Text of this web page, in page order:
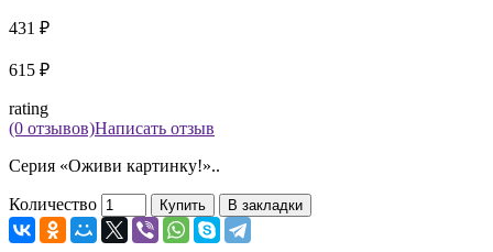
431 ₽
615 ₽
rating
(0 отзывов)Написать отзыв
Серия «Оживи картинку!»..
Количество Купить В закладки